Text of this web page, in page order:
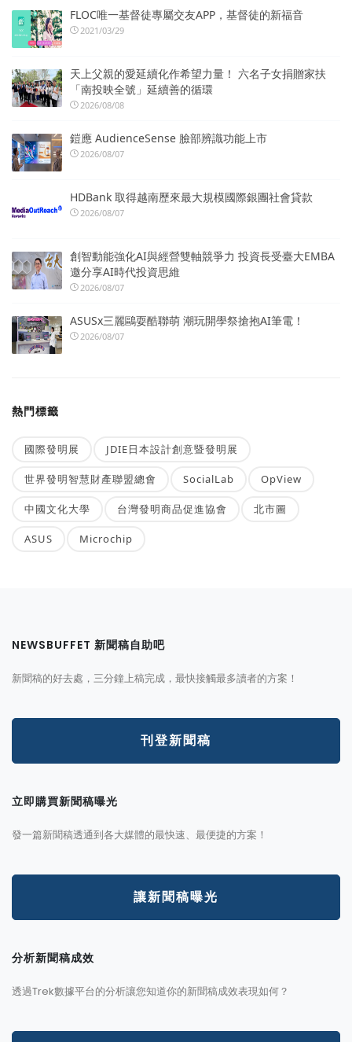
FLOC唯一基督徒專屬交友APP，基督徒的新福音
2021/03/29
天上父親的愛延續化作希望力量！ 六名子女捐贈家扶
「南投映全號」延續善的循環
2026/08/08
鎧應 AudienceSense 臉部辨識功能上市
2026/08/07
HDBank 取得越南歷來最大規模國際銀團社會貸款
2026/08/07
創智動能強化AI與經營雙軸競爭力 投資長受臺大EMBA
邀分享AI時代投資思維
2026/08/07
ASUSx三麗鷗耍酷聯萌 潮玩開學祭搶抱AI筆電！
2026/08/07
熱門標籤
國際發明展 JDIE日本設計創意暨發明展
世界發明智慧財產聯盟總會 SocialLab OpView
中國文化大學 台灣發明商品促進協會 北市圖
ASUS Microchip
NEWSBUFFET 新聞稿自助吧
新聞稿的好去處，三分鐘上稿完成，最快接觸最多讀者的方案！
刊登新聞稿
立即購買新聞稿曝光
發一篇新聞稿透通到各大媒體的最快速、最便捷的方案！
讓新聞稿曝光
分析新聞稿成效
透過Trek數據平台的分析讓您知道你的新聞稿成效表現如何？